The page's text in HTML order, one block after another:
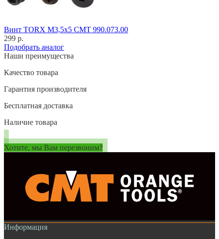
Винт TORX M3,5x5 CMT 990.073.00
299 р.
Подобрать аналог
Наши преимущества
Качество товара
Гарантия производителя
Бесплатная доставка
Наличие товара
Хотите, мы Вам перезвоним?
Информация